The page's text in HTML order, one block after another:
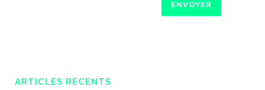
ARTICLES RÉCENTS